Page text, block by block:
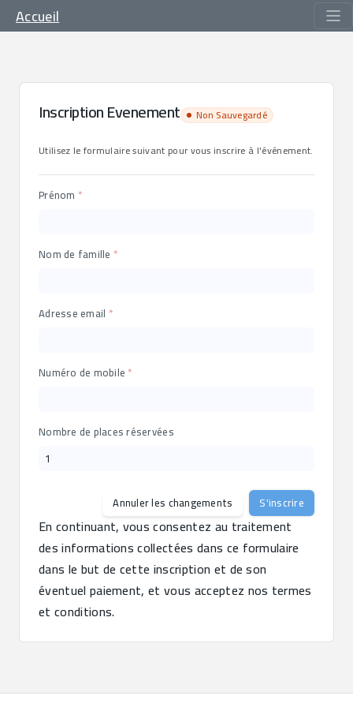
Accueil
Inscription Evenement
Non Sauvegardé
Utilisez le formulaire suivant pour vous inscrire à l'événement.
Prénom
Nom de famille
Adresse email
Numéro de mobile
Nombre de places réservées
Annuler les changements S'inscrire
En continuant, vous consentez au traitement
des informations collectées dans ce formulaire
dans le but de cette inscription et de son
éventuel paiement, et vous acceptez nos termes
et conditions.